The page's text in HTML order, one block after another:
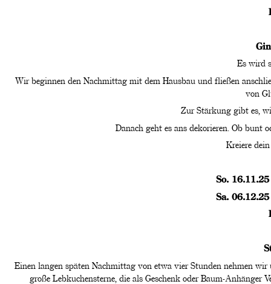
Es wird
Wir beginnen den Nachmittag mit dem Hausbau und fließen
von
Zur Stärkung gibt es,
Danach geht es ans dekorieren. Ob bunt
Kreiere
So.
Sa.
Einen langen späten Nachmittag von etwa vier Stunden nehmen
große Lebkuchensterne, die als Geschenk oder Baum-